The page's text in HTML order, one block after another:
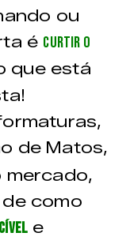
ou
é curtir o
que está
de Matos,
mercado,
como
e